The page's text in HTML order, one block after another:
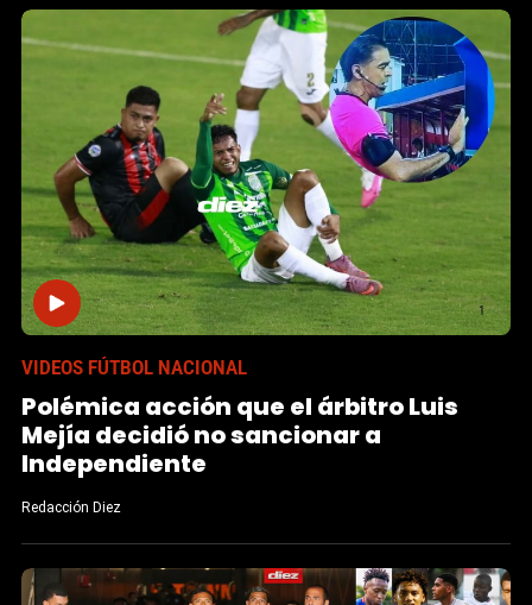
VIDEOS FÚTBOL NACIONAL
Polémica acción que el árbitro Luis
Mejía decidió no sancionar a
Independiente
Redacción Diez